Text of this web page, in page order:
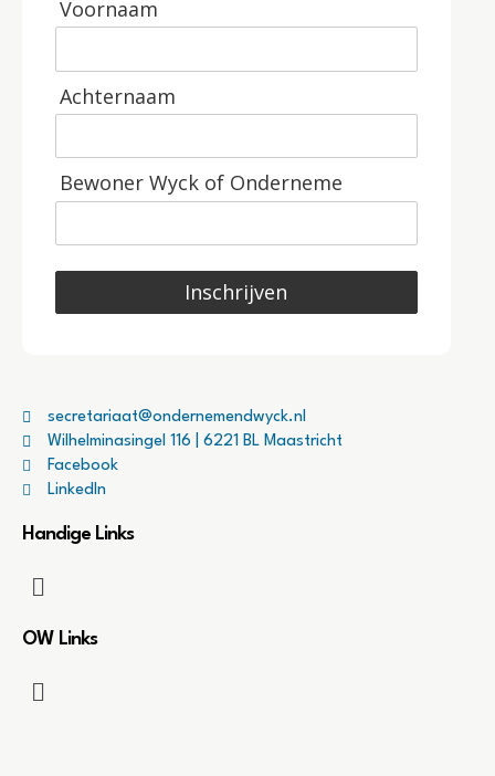
Voornaam
Achternaam
Bewoner Wyck of Onderneme
Inschrijven
secretariaat@ondernemendwyck.nl
Wilhelminasingel 116 | 6221 BL Maastricht
Facebook
LinkedIn
Handige Links
OW Links